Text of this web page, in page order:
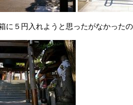
に５円入れようと思ったがなかった